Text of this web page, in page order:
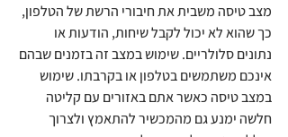
מצב טיסה משבית את חיבורי הרשת של הטלפון,
כך שהוא לא יכול לקבל שיחות, הודעות או
נתונים סלולריים. שימוש במצב זה בזמנים שבהם
אינכם משתמשים בטלפון או בקרבתו. שימוש
במצב טיסה כאשר אתם באזורים עם קליטה
חלשה ימנע גם מהמכשיר להתאמץ ולצרוך